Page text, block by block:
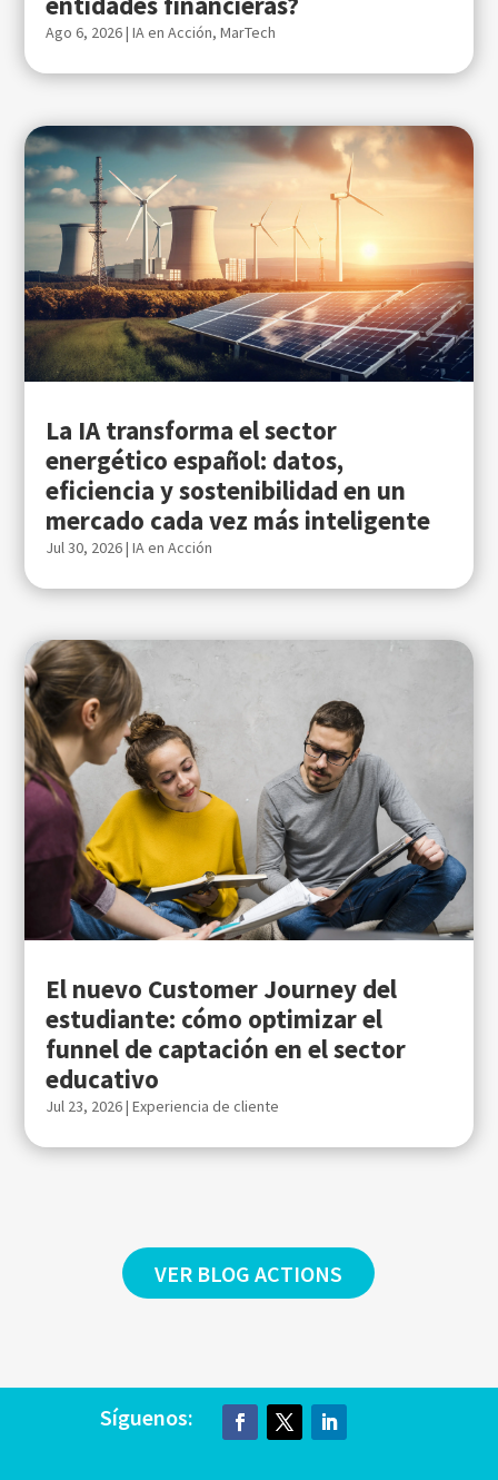
Ago 6, 2026|IA en Acción,MarTech
La IA transforma el sector
energético español: datos,
eficiencia y sostenibilidad en un
mercado cada vez más inteligente
Jul 30, 2026|IA en Acción
El nuevo Customer Journey del
estudiante: cómo optimizar el
funnel de captación en el sector
educativo
Jul 23, 2026|Experiencia de cliente
VER BLOG ACTIONS
Síguenos: